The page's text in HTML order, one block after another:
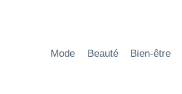
Mode
Beauté Bien-être